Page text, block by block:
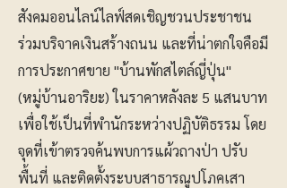
สังคมออนไลน์ไลฟ์สดเชิญชวนประชาชน
ร่วมบริจาคเงินสร้างถนน และที่น่าตกใจคือมี
การประกาศขาย "บ้านพักสไตล์ญี่ปุ่น"
(หมู่บ้านอาริยะ) ในราคาหลังละ 5 แสนบาท
เพื่อใช้เป็นที่พำนักระหว่างปฏิบัติธรรม โดย
จุดที่เข้าตรวจค้นพบการแผ้วถางป่า ปรับ
พื้นที่ และติดตั้งระบบสาธารณูปโภคเสา